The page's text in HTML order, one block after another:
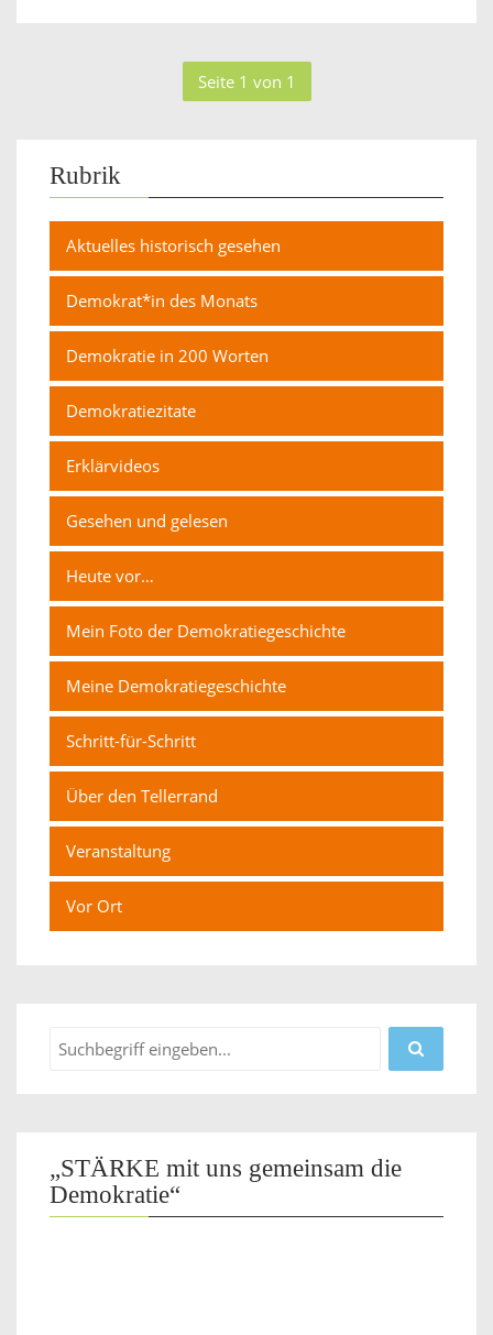
Seite 1 von 1
Rubrik
Aktuelles historisch gesehen
Demokrat*in des Monats
Demokratie in 200 Worten
Demokratiezitate
Erklärvideos
Gesehen und gelesen
Heute vor…
Mein Foto der Demokratiegeschichte
Meine Demokratiegeschichte
Schritt-für-Schritt
Über den Tellerrand
Veranstaltung
Vor Ort
„STÄRKE mit uns gemeinsam die
Demokratie“